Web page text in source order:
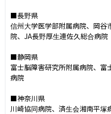
■長野県
信州大学医学部附属病院、岡谷
院、JA長野厚生連佐久総合病院
■静岡県
富士脳障害研究所附属病院、
病院
■神奈川県
川崎協同病院、済生会湘南平塚